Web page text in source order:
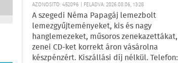
AZONOSÍTÓ: 452096 | FELADVA: 2026.08.06, 13:28
A szegedi Néma Papagáj lemezbolt
lemezgyűjteményeket, kis és nagy
hanglemezeket, műsoros zenekazettákat,
zenei CD-ket korrekt áron vásárolna
készpénzért. Kiszállási díj nélkül. Telefon: